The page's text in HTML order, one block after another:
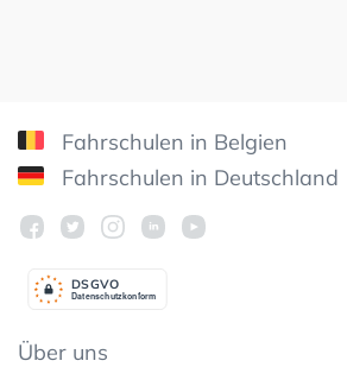
Fahrschulen in Belgien
Fahrschulen in Deutschland
Datenschutzkonform
DSGVO
Über uns